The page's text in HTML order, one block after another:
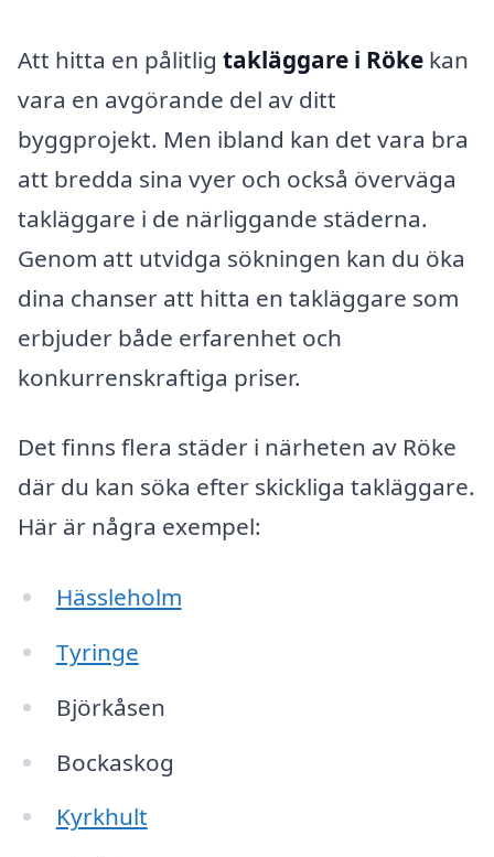
Att hitta en pålitlig takläggare i Röke kan
vara en avgörande del av ditt
byggprojekt. Men ibland kan det vara bra
att bredda sina vyer och också överväga
takläggare i de närliggande städerna.
Genom att utvidga sökningen kan du öka
dina chanser att hitta en takläggare som
erbjuder både erfarenhet och
konkurrenskraftiga priser.
Det finns flera städer i närheten av Röke
där du kan söka efter skickliga takläggare.
Här är några exempel:
Hässleholm
Tyringe
Björkåsen
Bockaskog
Kyrkhult